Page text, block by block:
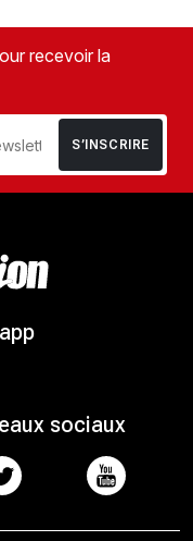
recevoir la
S’INSCRIRE
sociaux